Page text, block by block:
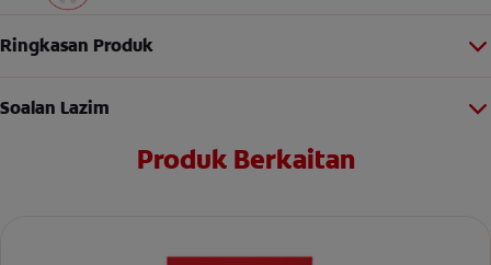
Ringkasan Produk
Soalan Lazim
Produk Berkaitan